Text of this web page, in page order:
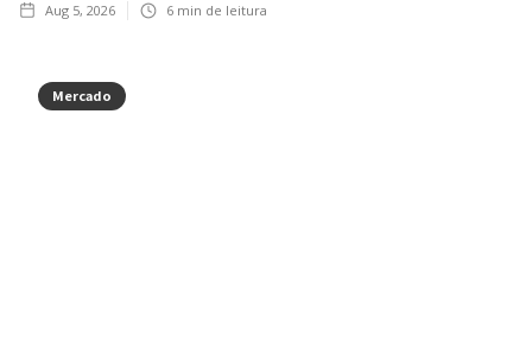
Aug 5, 2026 6 min de leitura
Mercado